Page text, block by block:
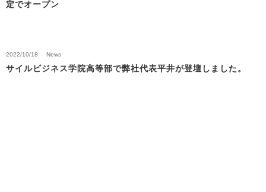
定でオープン